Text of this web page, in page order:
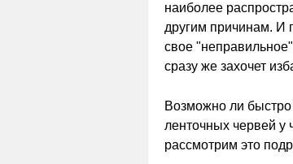
наиболее
другим причинам. И
свое
сразу же захочет
Возможно ли быстро
ленточных червей у
рассмотрим это